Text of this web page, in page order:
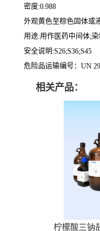
密度:0.988
外观黄色至棕色固体或
用途:用作医药中间体;
安全说明:S26;S36;S45
危险品运输编号：UN
相关产品：
柠檬酸三钠